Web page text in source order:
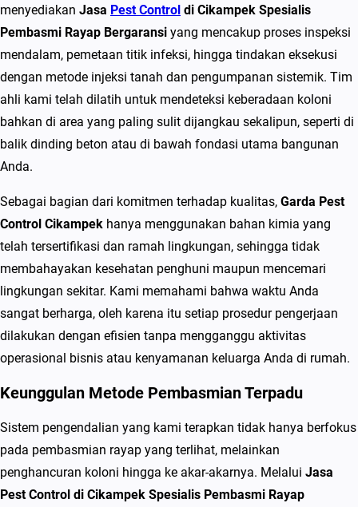
p
e
k
S
p
e
s
i
l
i
s
P
e
m
b
a
s
i
R
a
y
menyediakan Jasa Pest Control di Cikampek Spesialis
Pembasmi Rayap Bergaransi yang mencakup proses inspeksi
mendalam, pemetaan titik infeksi, hingga tindakan eksekusi
dengan metode injeksi tanah dan pengumpanan sistemik. Tim
ahli kami telah dilatih untuk mendeteksi keberadaan koloni
bahkan di area yang paling sulit dijangkau sekalipun, seperti di
balik dinding beton atau di bawah fondasi utama bangunan
Anda.
Sebagai bagian dari komitmen terhadap kualitas, Garda Pest
Control Cikampek hanya menggunakan bahan kimia yang
telah tersertifikasi dan ramah lingkungan, sehingga tidak
membahayakan kesehatan penghuni maupun mencemari
lingkungan sekitar. Kami memahami bahwa waktu Anda
sangat berharga, oleh karena itu setiap prosedur pengerjaan
dilakukan dengan efisien tanpa mengganggu aktivitas
operasional bisnis atau kenyamanan keluarga Anda di rumah.
Keunggulan Metode Pembasmian Terpadu
Sistem pengendalian yang kami terapkan tidak hanya berfokus
pada pembasmian rayap yang terlihat, melainkan
penghancuran koloni hingga ke akar-akarnya. Melalui Jasa
Pest Control di Cikampek Spesialis Pembasmi Rayap